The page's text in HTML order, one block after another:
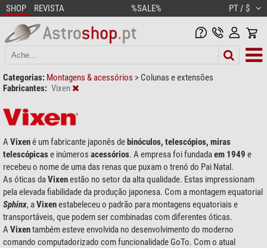
SHOP REVISTA %SALE% PT / $
Categorias: Montagens & acessórios > Colunas e extensões
Fabricantes: Vixen
AVixené um fabricante japonês debinóculos, telescópios, miras
telescópicase inúmeros acessórios. A empresa foi fundadaem 1949 e
recebeu o nome de uma das renas que puxam o trenó do Pai Natal.
As óticas daVixenestão no setor da alta qualidade. Estas impressionam
pela elevada fiabilidade da produção japonesa. Com a montagem equatorial
Sphinx, aVixenestabeleceu o padrão para montagens equatoriais e
transportáveis, que podem ser combinadas com diferentes óticas.
AVixentambém esteve envolvida no desenvolvimento do moderno
comando computadorizado com funcionalidade GoTo. Com o atual